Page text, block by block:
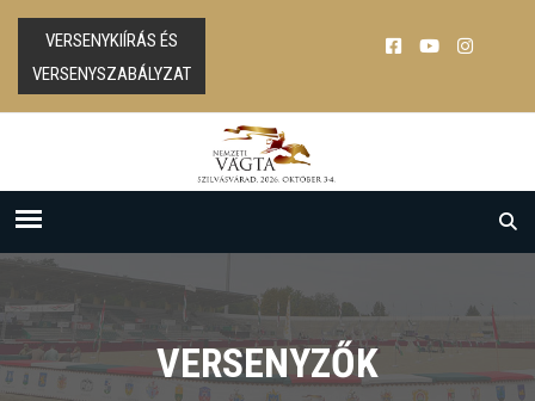
VERSENYKIÍRÁS ÉS
VERSENYSZABÁLYZAT
VERSENYZŐK